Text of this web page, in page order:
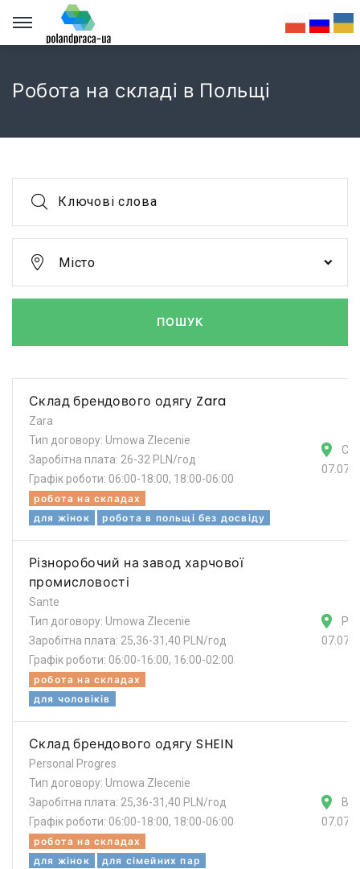
Робота на складі в Польщі
Ключові слова
Місто
ПОШУК
Склад брендового одягу Zara
Zara
Тип договору: Umowa Zlecenie
Заробітна плата: 26-32 PLN/год
Графік роботи: 06:00-18:00, 18:00-06:00
робота на складах
для жінок
робота в польщі без досвіду
Різноробочий на завод харчової
промисловості
Sante
Тип договору: Umowa Zlecenie
Заробітна плата: 25,36-31,40 PLN/год
Графік роботи: 06:00-16:00, 16:00-02:00
робота на складах
для чоловіків
Склад брендового одягу SHEIN
Personal Progres
Тип договору: Umowa Zlecenie
Заробітна плата: 25,36-31,40 PLN/год
Графік роботи: 06:00-18:00, 18:00-06:00
робота на складах
для жінок
для сімейних пар